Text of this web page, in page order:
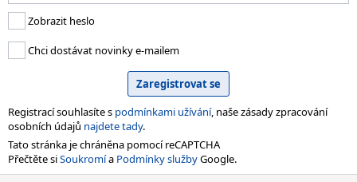
Zobrazit heslo
Chci dostávat novinky e-mailem
Registrací souhlasíte s podmínkami užívání, naše zásady zpracování
osobních údajů najdete tady.
Tato stránka je chráněna pomocí reCAPTCHA
Přečtěte siSoukromía Podmínky službyGoogle.